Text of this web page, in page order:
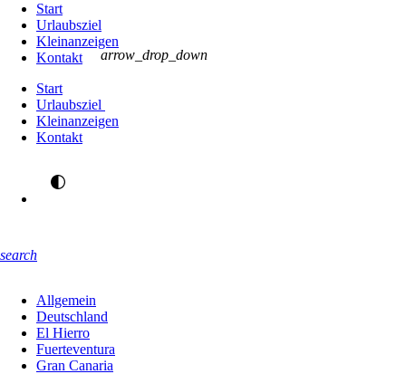
Start
Urlaubsziel
Kleinanzeigen
Kontakt
Start
Urlaubsziel
arrow_drop_down
Kleinanzeigen
Kontakt
search
Allgemein
Deutschland
El Hierro
Fuerteventura
Gran Canaria